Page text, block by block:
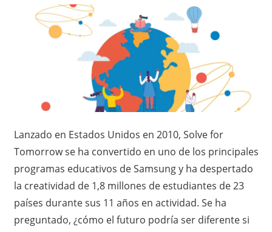
Lanzado en Estados Unidos en 2010, Solve for
Tomorrow se ha convertido en uno de los principales
programas educativos de Samsung y ha despertado
la creatividad de 1,8 millones de estudiantes de 23
países durante sus 11 años en actividad. Se ha
preguntado, ¿cómo el futuro podría ser diferente si